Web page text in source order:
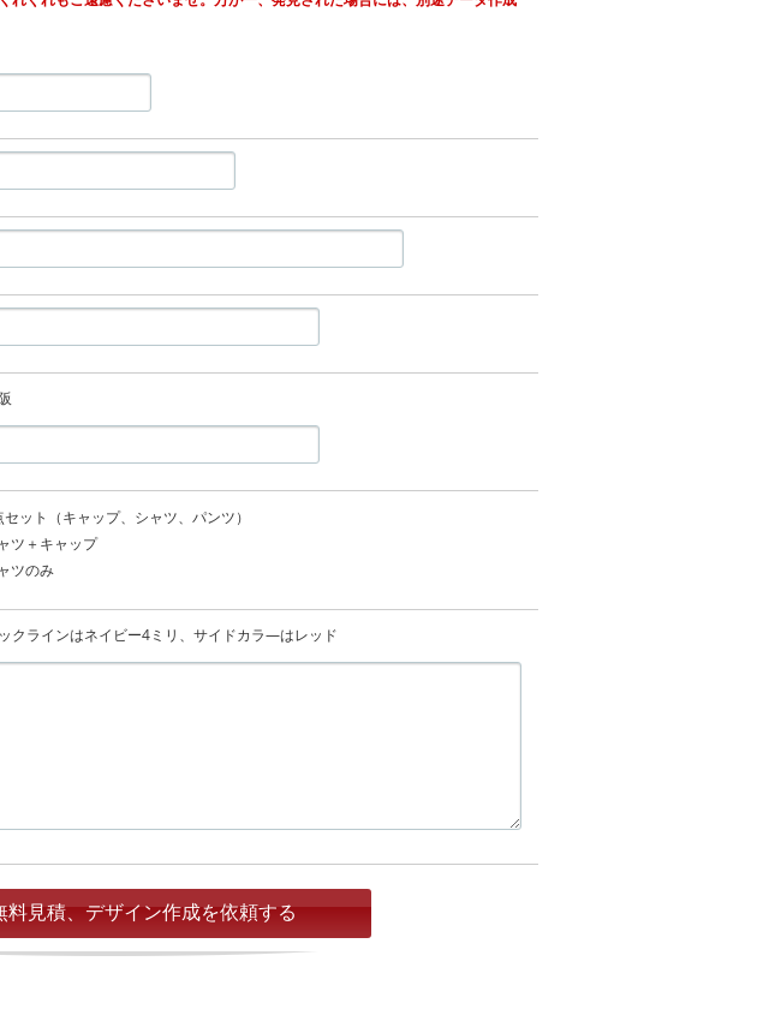
セット（キャップ、シャツ、パンツ）
ツ＋キャップ
ツのみ
クラインはネイビー4ミリ、サイドカラ―はレッド